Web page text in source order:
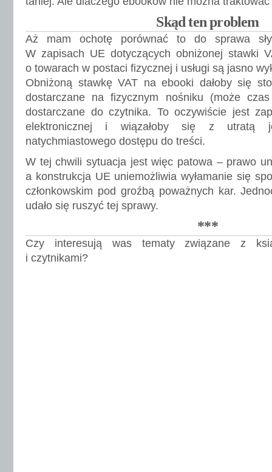
Skąd ten problem
Aż mam ochotę porównać to do sprawa
W zapisach UE dotyczących obniżonej stawki
o towarach w postaci fizycznej i usługi są jasno
Obniżoną stawkę VAT na ebooki dałoby się
dostarczane na fizycznym nośniku (może
dostarczane do czytnika. To oczywiście jest
elektronicznej i wiązałoby się z utratą
natychmiastowego dostępu do treści.
W tej chwili sytuacja jest więc patowa – prawo
a konstrukcja UE uniemożliwia wyłamanie się
członkowskim pod groźbą poważnych kar.
udało się ruszyć tej sprawy.
***
Czy interesują was tematy związane z
i czytnikami?